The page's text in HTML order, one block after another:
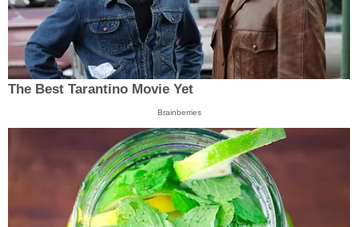
The Best Tarantino Movie Yet
Brainberries